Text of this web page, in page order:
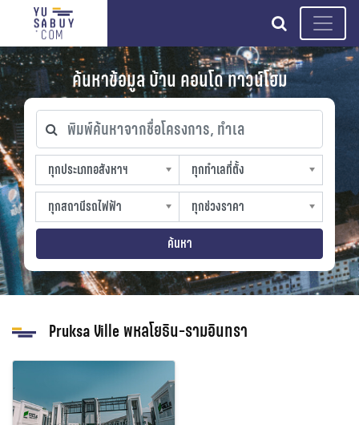
search
ค้นหาข้อมูล บ้าน คอนโด ทาวน์โฮม
พิมพ์ค้นหาจากชื่อโครงการ, ทำเล
ทุกประเภทอสังหาฯ
ทุกประเภทอสังหาฯ
sproperty
ทุกทำเลที่ตั้ง
ทุกทำเลที่ตั้ง
slocation
ทุกสถานีรถไฟฟ้า
ทุกสถานีรถไฟฟ้า
strain-station
ทุกช่วงราคา
ทุกช่วงราคา
sprice
ค้นหา
Pruksa Ville พหลโยธิน-รามอินทรา